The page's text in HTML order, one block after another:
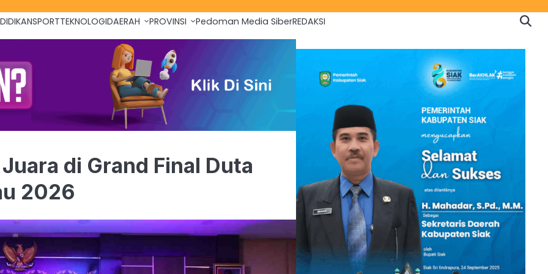
SPORTTEKNOLOGIDAERAH PROVINSI Pedoman Media SiberREDAKSI
di Grand Final Duta
2026